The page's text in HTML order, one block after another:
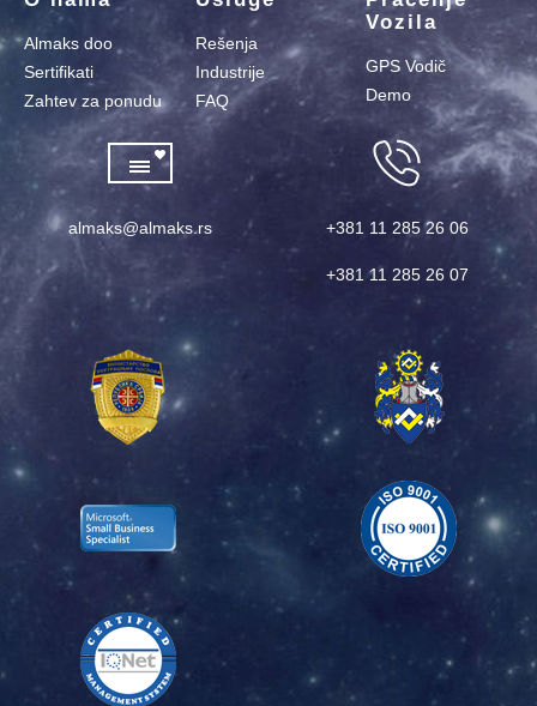
Almaks doo
Sertifikati
Zahtev za ponudu
Rešenja
Industrije
FAQ
Vozila
GPS Vodič
Demo
almaks@almaks.rs +381 11 285 26 06
+381 11 285 26 07